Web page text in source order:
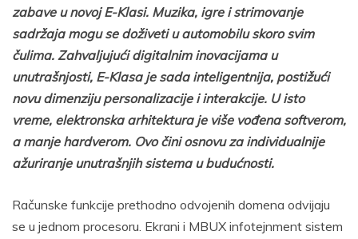
zabave u novoj E-Klasi. Muzika, igre i strimovanje
sadržaja mogu se doživeti u automobilu skoro svim
čulima. Zahvaljujući digitalnim inovacijama u
unutrašnjosti, E-Klasa je sada inteligentnija, postižući
novu dimenziju personalizacije i interakcije. U isto
vreme, elektronska arhitektura je više vođena softverom,
a manje hardverom. Ovo čini osnovu za individualnije
ažuriranje unutrašnjih sistema u budućnosti.
Računske funkcije prethodno odvojenih domena odvijaju
se u jednom procesoru. Ekrani i MBUX infotejnment sistem